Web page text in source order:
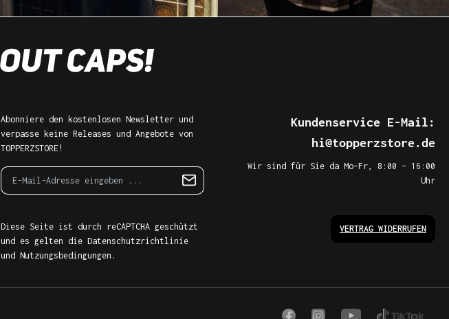
Abonniere den kostenlosen Newsletter und
verpasse keine Releases und Angebote von
TOPPERZSTORE!
Diese Seite ist durch reCAPTCHA geschützt
und es gelten die Datenschutzrichtlinie
und Nutzungsbedingungen .
Kundenservice E-Mail:
hi@topperzstore.de
Wir sind für Sie da Mo–Fr, 8:00 – 16:00
Uhr
VERTRAG WIDERRUFEN